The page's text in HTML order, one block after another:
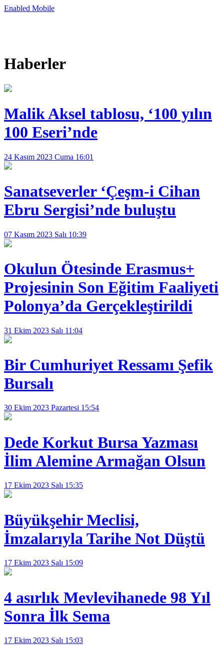
Enabled Mobile
Haberler
Malik Aksel tablosu, ‘100 yılın
100 Eseri’nde
24 Kasım 2023 Cuma 16:01
Sanatseverler ‘Çeşm-i Cihan
Ebru Sergisi’nde buluştu
07 Kasım 2023 Salı 10:39
Okulun Ötesinde Erasmus+
Projesinin Son Eğitim Faaliyeti
Polonya’da Gerçekleştirildi
31 Ekim 2023 Salı 11:04
Bir Cumhuriyet Ressamı Şefik
Bursalı
30 Ekim 2023 Pazartesi 15:54
Dede Korkut Bursa Yazması
İlim Alemine Armağan Olsun
17 Ekim 2023 Salı 15:35
Büyükşehir Meclisi,
İmzalarıyla Tarihe Not Düştü
17 Ekim 2023 Salı 15:09
4 asırlık Mevlevihanede 98 Yıl
Sonra İlk Sema
17 Ekim 2023 Salı 15:03